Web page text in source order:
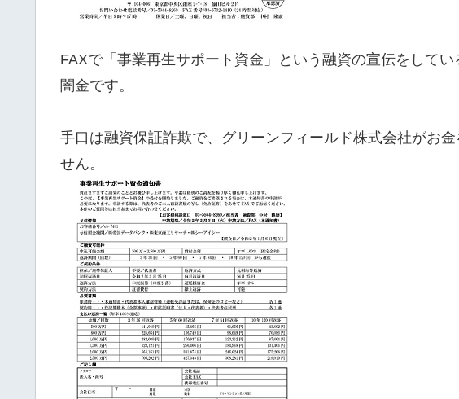
FAXで「事業再生サポート資金」という融資の宣伝をして
闇金です。
手口は融資保証詐欺で、グリーンフィールド株式会社がお
せん。